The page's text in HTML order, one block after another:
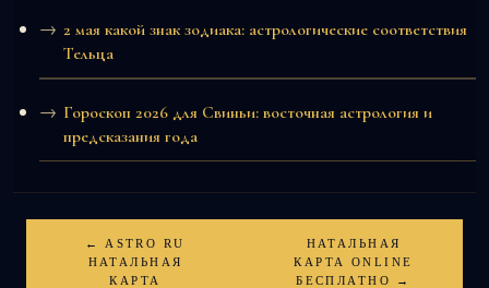
2 мая какой знак зодиака: астрологические соответствия
Тельца
Гороскоп 2026 для Свиньи: восточная астрология и
предсказания года
← ASTRO RU
НАТАЛЬНАЯ
КАРТА
НАТАЛЬНАЯ
КАРТА ONLINE
БЕСПЛАТНО →